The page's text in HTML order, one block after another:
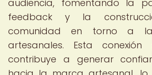
audiencia, fomentando la
feedback y la
comunidad en torno a
artesanales. Esta conexión
contribuye a generar